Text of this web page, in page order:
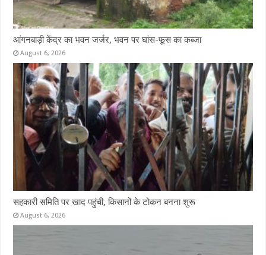
आंगनबाड़ी केंद्र का भवन जर्जर, भवन पर घांस-फूस का कब्जा
August 6, 2026
सहकारी समिति पर खाद पहुंची, किसानों के टोकन बनना शुरू
August 6, 2026